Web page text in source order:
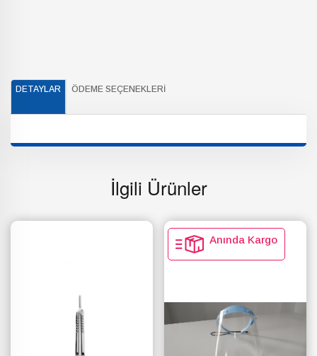
DETAYLAR ÖDEME SEÇENEKLERI
İlgili Ürünler
Anında Kargo